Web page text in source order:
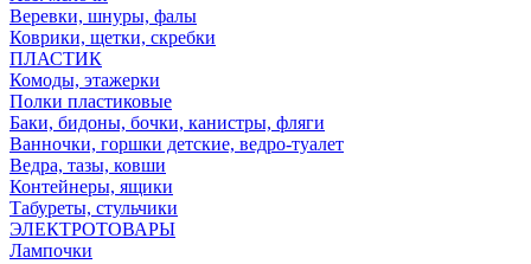
Веревки, шнуры, фалы
Коврики, щетки, скребки
ПЛАСТИК
Комоды, этажерки
Полки пластиковые
Баки, бидоны, бочки, канистры, фляги
Ванночки, горшки детские, ведро-туалет
Ведра, тазы, ковши
Контейнеры, ящики
Табуреты, стульчики
ЭЛЕКТРОТОВАРЫ
Лампочки